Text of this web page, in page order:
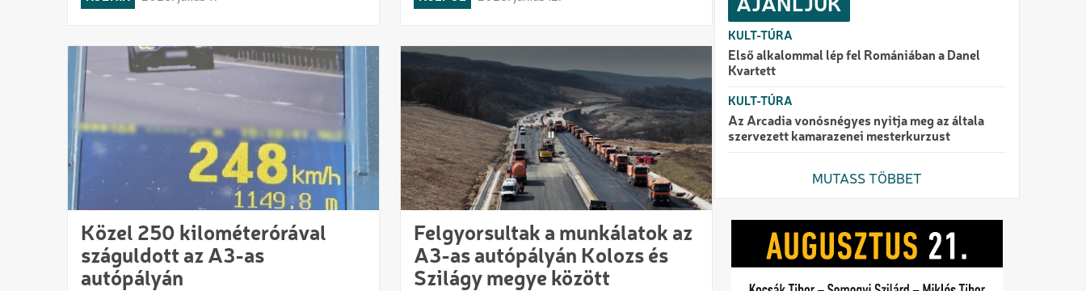
Közel 250 kilométerórával
száguldott az A3-as
autópályán
Felgyorsultak a munkálatok az
A3-as autópályán Kolozs és
Szilágy megye között
AJÁNLJUK
KULT-TÚRA
Első alkalommal lép fel Romániában a Danel
Kvartett
KULT-TÚRA
Az Arcadia vonósnégyes nyitja meg az általa
szervezett kamarazenei mesterkurzust
MUTASS TÖBBET